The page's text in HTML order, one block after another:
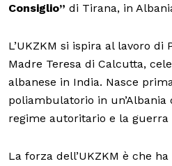
Consiglio” di Tirana, in
L’UKZKM si ispira al lavoro di
Madre Teresa di Calcutta,
albanese in India. Nasce
poliambulatorio in
regime autoritario e la guerra
La forza dell’UKZKM è che ha